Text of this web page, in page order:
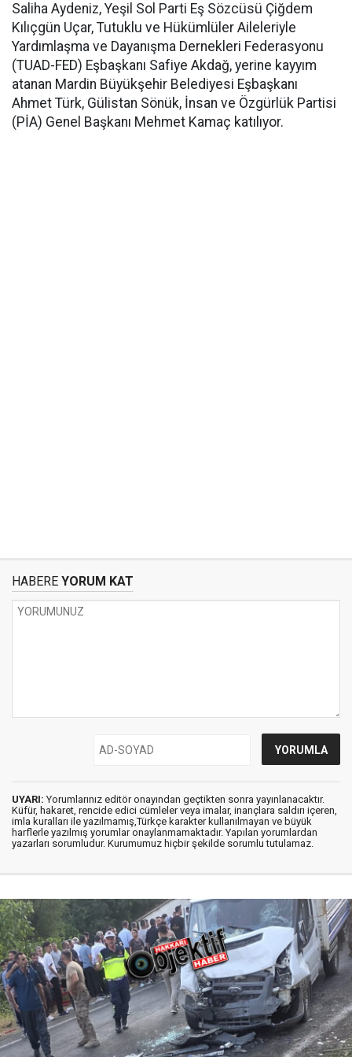
Saliha Aydeniz, Yeşil Sol Parti Eş Sözcüsü Çiğdem
Kılıçgün Uçar, Tutuklu ve Hükümlüler Aileleriyle
Yardımlaşma ve Dayanışma Dernekleri Federasyonu
(TUAD-FED) Eşbaşkanı Safiye Akdağ, yerine kayyım
atanan Mardin Büyükşehir Belediyesi Eşbaşkanı
Ahmet Türk, Gülistan Sönük, İnsan ve Özgürlük Partisi
(PİA) Genel Başkanı Mehmet Kamaç katılıyor.
HABERE YORUM KAT
UYARI: Yorumlarınız editör onayından geçtikten sonra yayınlanacaktır.
Küfür, hakaret, rencide edici cümleler veya imalar, inançlara saldırı içeren,
imla kuralları ile yazılmamış,Türkçe karakter kullanılmayan ve büyük
harflerle yazılmış yorumlar onaylanmamaktadır. Yapılan yorumlardan
yazarları sorumludur. Kurumumuz hiçbir şekilde sorumlu tutulamaz.